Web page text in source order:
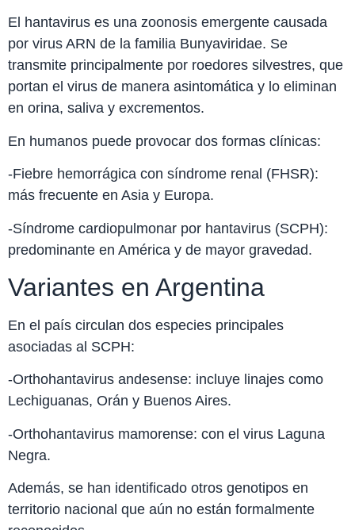
El hantavirus es una zoonosis emergente causada
por virus ARN de la familia Bunyaviridae. Se
transmite principalmente por roedores silvestres, que
portan el virus de manera asintomática y lo eliminan
en orina, saliva y excrementos.
En humanos puede provocar dos formas clínicas:
-Fiebre hemorrágica con síndrome renal (FHSR):
más frecuente en Asia y Europa.
-Síndrome cardiopulmonar por hantavirus (SCPH):
predominante en América y de mayor gravedad.
Variantes en Argentina
En el país circulan dos especies principales
asociadas al SCPH:
-Orthohantavirus andesense: incluye linajes como
Lechiguanas, Orán y Buenos Aires.
-Orthohantavirus mamorense: con el virus Laguna
Negra.
Además, se han identificado otros genotipos en
territorio nacional que aún no están formalmente